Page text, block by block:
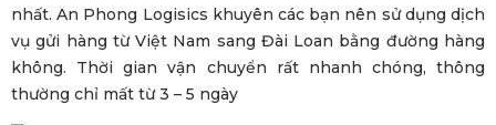
nhất. An Phong Logisics khuyên các bạn nên sử dụng dịch
vụ gửi hàng từ Việt Nam sang Đài Loan bằng đường hàng
không. Thời gian vận chuyển rất nhanh chóng, thông
thường chỉ mất từ 3 – 5 ngày